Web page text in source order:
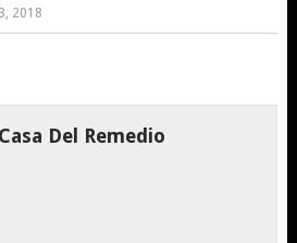
2018
Del Remedio